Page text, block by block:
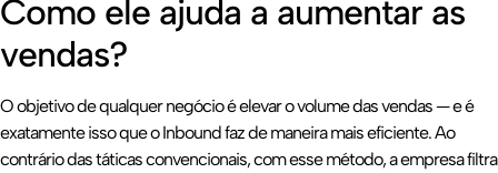
Como ele ajuda a aumentar as
vendas?
O objetivo de qualquer negócio é elevar o volume das vendas — e é
exatamente isso que o Inbound faz de maneira mais eficiente. Ao
contrário das táticas convencionais, com esse método, a empresa filtra